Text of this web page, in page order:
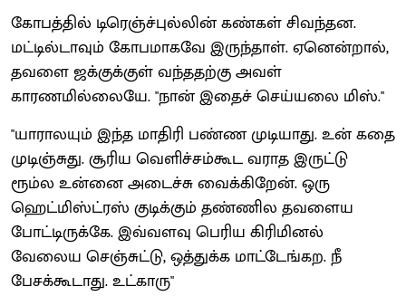
கோபத்தில் டிரெஞ்ச்புல்லின் கண்கள் சிவந்தன.
மட்டில்டாவும் கோபமாகவே இருந்தாள். ஏனென்றால்,
தவளை ஜக்குக்குள் வந்ததற்கு அவள்
காரணமில்லையே. "நான் இதைச் செய்யலை மிஸ்."
"யாராலயும் இந்த மாதிரி பண்ண முடியாது. உன் கதை
முடிஞ்சுது. சூரிய வெளிச்சம்கூட வராத இருட்டு
ரூம்ல உன்னை அடைச்சு வைக்கிறேன். ஒரு
ஹெட்மிஸ்ட்ரஸ் குடிக்கும் தண்ணில தவளைய
போட்டிருக்கே. இவ்வளவு பெரிய கிரிமினல்
வேலைய செஞ்சுட்டு, ஒத்துக்க மாட்டேங்கற. நீ
பேசக்கூடாது. உட்காரு"